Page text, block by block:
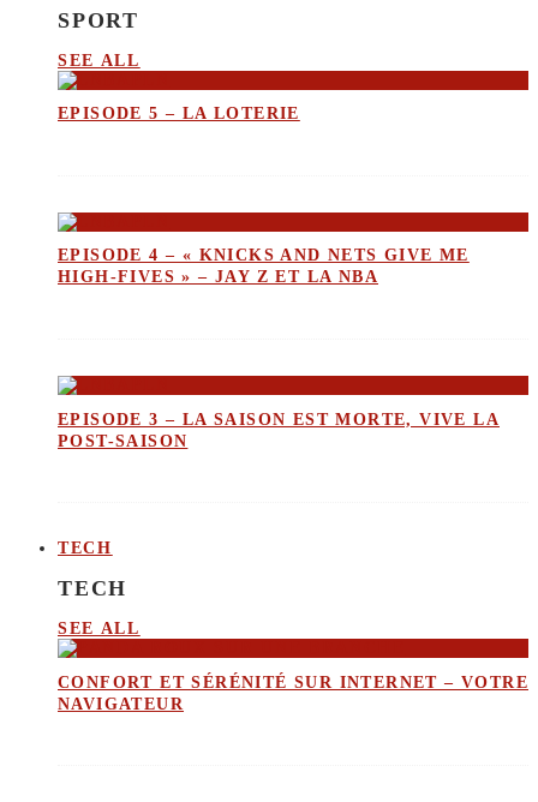
SPORT
SEE ALL
EPISODE 5 – LA LOTERIE
EPISODE 4 – « KNICKS AND NETS GIVE ME
HIGH-FIVES » – JAY Z ET LA NBA
EPISODE 3 – LA SAISON EST MORTE, VIVE LA
POST-SAISON
TECH
TECH
SEE ALL
CONFORT ET SÉRÉNITÉ SUR INTERNET – VOTRE
NAVIGATEUR